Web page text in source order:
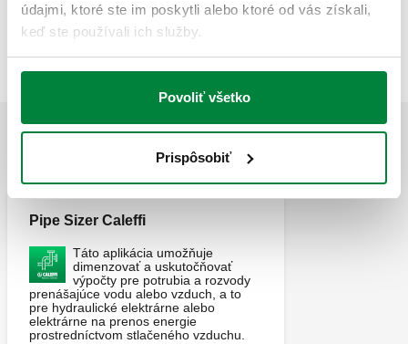
údajmi, ktoré ste im poskytli alebo ktoré od vás získali,
keď ste používali ich služby.
Povoliť všetko
Prispôsobiť
943550
G 3/4" A (ISO 228-1)
M
G 3/4" A (ISO 228-1)
Pipe Sizer Caleffi
Táto aplikácia umožňuje
dimenzovať a uskutočňovať
výpočty pre potrubia a rozvody
prenášajúce vodu alebo vzduch, a to
pre hydraulické elektrárne alebo
elektrárne na prenos energie
prostredníctvom stlačeného vzduchu.